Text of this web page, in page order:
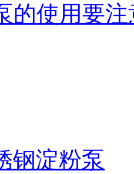
的使用要
钢淀粉泵